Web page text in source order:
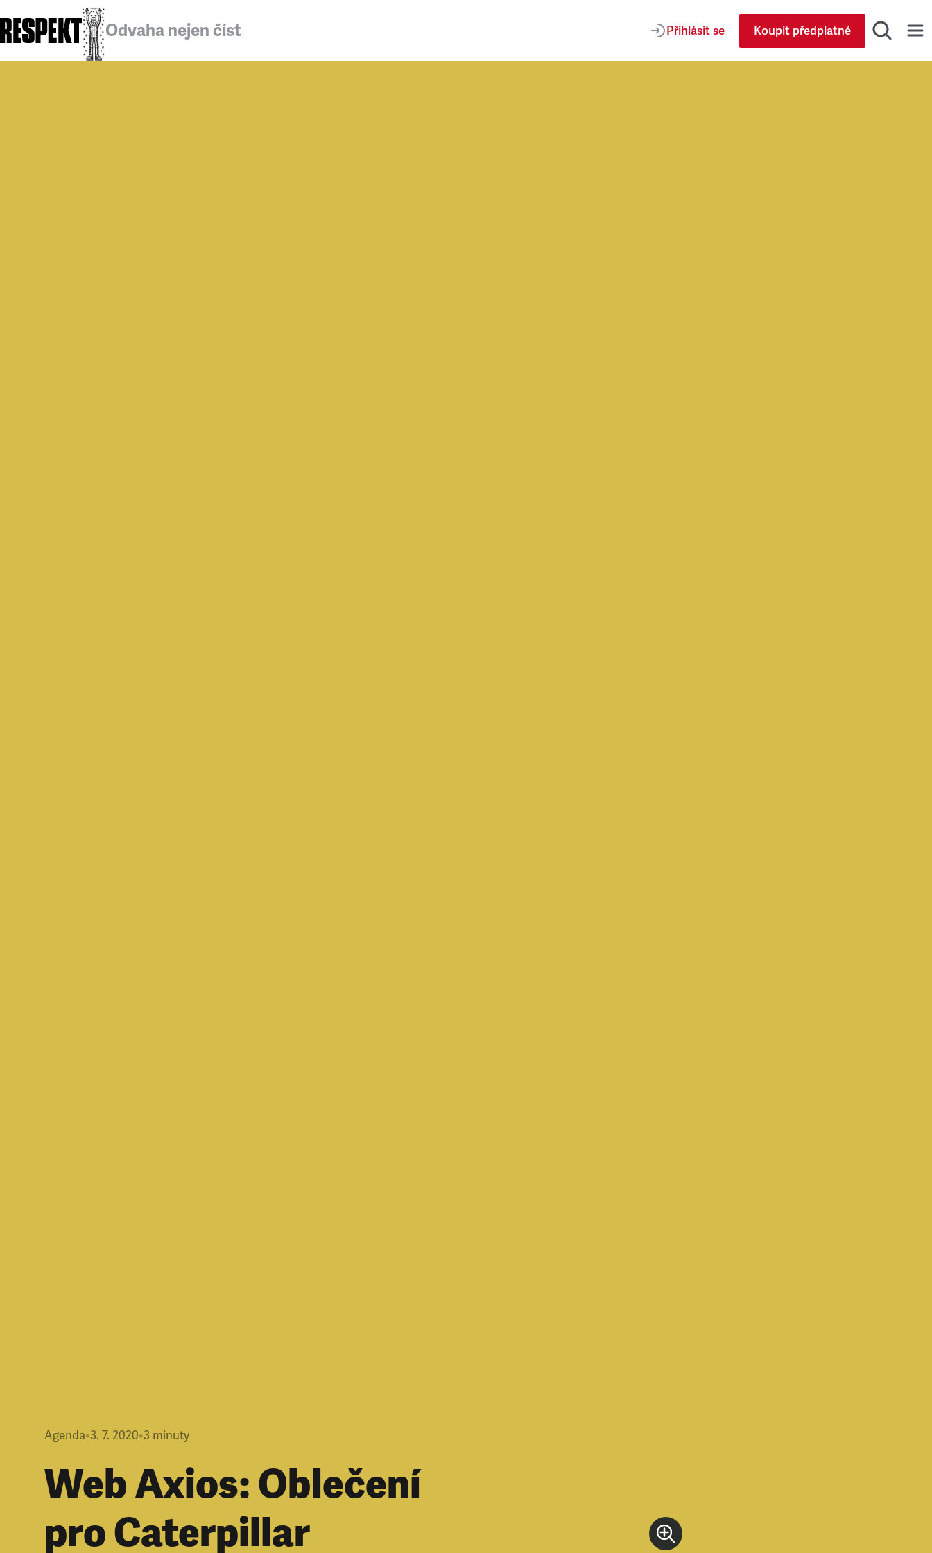
Odvaha nejen číst Přihlásit se Koupit předplatné
Agenda•3. 7. 2020•3 minuty
Web Axios: Oblečení
pro Caterpillar